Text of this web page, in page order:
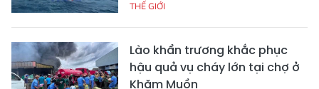
THẾ GIỚI
Lào khẩn trương khắc phục
hậu quả vụ cháy lớn tại chợ ở
Khăm Muồn